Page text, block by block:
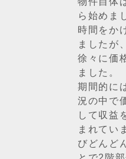
ら始めま
時間をか
ましたが
徐々に価
ました。
期間的に
況の中で
して収益
まれてい
びどんど